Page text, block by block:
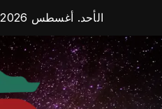
content
الأحد. أغسطس 9th, 2026